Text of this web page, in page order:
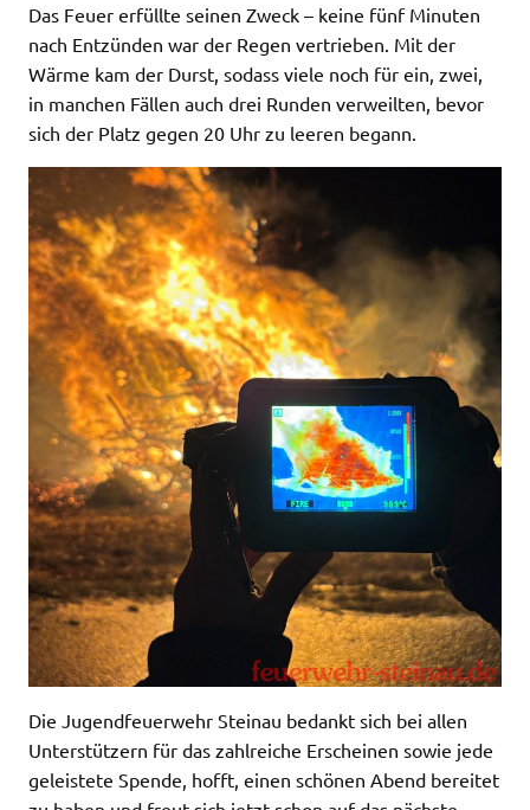
Das Feuer erfüllte seinen Zweck – keine fünf Minuten
nach Entzünden war der Regen vertrieben. Mit der
Wärme kam der Durst, sodass viele noch für ein, zwei,
in manchen Fällen auch drei Runden verweilten, bevor
sich der Platz gegen 20 Uhr zu leeren begann.
Die Jugendfeuerwehr Steinau bedankt sich bei allen
Unterstützern für das zahlreiche Erscheinen sowie jede
geleistete Spende, hofft, einen schönen Abend bereitet